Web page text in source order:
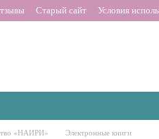
Старый сайт Условия
«НАИРИ» Электронные книги